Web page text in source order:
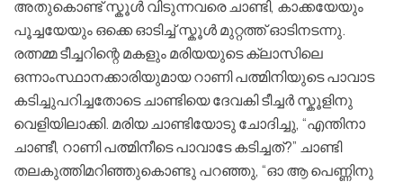
അതുകൊണ്ട് സ്കൂൾ വിടുന്നവരെ ചാണ്ടി, കാക്കയേയും
പൂച്ചയേയും ഒക്കെ ഓടിച്ച് സ്കൂൾ മുറ്റത്ത് ഓടിനടന്നു.
രത്നമ്മ ടീച്ചറിന്റെ മകളും മരിയയുടെ ക്ലാസിലെ
ഒന്നാംസ്ഥാനക്കാരിയുമായ റാണി പത്മിനിയുടെ പാവാട
കടിച്ചുപറിച്ചതോടെ ചാണ്ടിയെ ദേവകി ടീച്ചർ സ്കൂളിനു
വെളിയിലാക്കി. മരിയ ചാണ്ടിയോടു ചോദിച്ചു, “എന്തിനാ
ചാണ്ടീ, റാണി പത്മിനീടെ പാവാടേ കടിച്ചത്?” ചാണ്ടി
തലകുത്തിമറിഞ്ഞുകൊണ്ടു പറഞ്ഞു, “ഓ ആ പെണ്ണിനു